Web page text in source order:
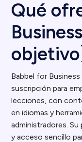
Qué
Babbel for
suscripción para
lecciones, con
en idiomas y
administradores.
y acceso sencillo